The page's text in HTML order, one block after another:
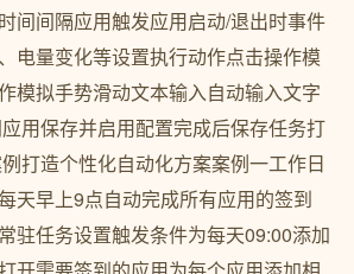
间间隔应用触发应用启动/退出时事件
电量变化等设置执行动作点击操作模
模拟手势滑动文本输入自动输入文字
用保存并启用配置完成后保存任务打
打造个性化自动化方案案例一工作日
天早上9点自动完成所有应用的签到
驻任务设置触发条件为每天09:00添加